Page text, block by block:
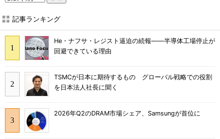
記事ランキング
He・ナフサ・レジスト逼迫の続報――半導体工場停止が
回避できている理由
TSMCが日本に期待するもの グローバル戦略での役割
を日本法人社長に聞く
2026年Q2のDRAM市場シェア、Samsungが首位に